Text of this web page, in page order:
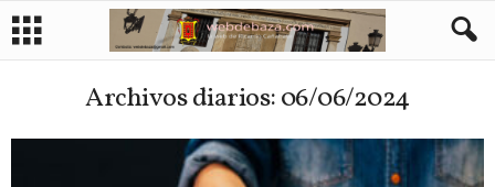
Archivos diarios: 06/06/2024